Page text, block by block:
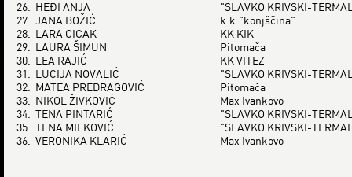
26.
HEĐI ANJA
"SLAVKO KRIVSKI-
27. JANA BOŽIĆ
k.k."konjščina"
28.
LARA CICAK
KK KIK
29.
LAURA ŠIMUN
Pitomača
30.
LEA RAJIĆ
KK VITEZ
31.
LUCIJA NOVALIĆ
"SLAVKO KRIVSKI-
32.
MATEA PREDRAGOVIĆ
Pitomača
33.
NIKOL ŽIVKOVIĆ
Max Ivankovo
34. TENA PINTARIĆ
"SLAVKO KRIVSKI-
35. TENA MILKOVIĆ
"SLAVKO KRIVSKI-
36. VERONIKA KLARIĆ Max Ivankovo